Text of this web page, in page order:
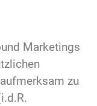
Marketings
zu